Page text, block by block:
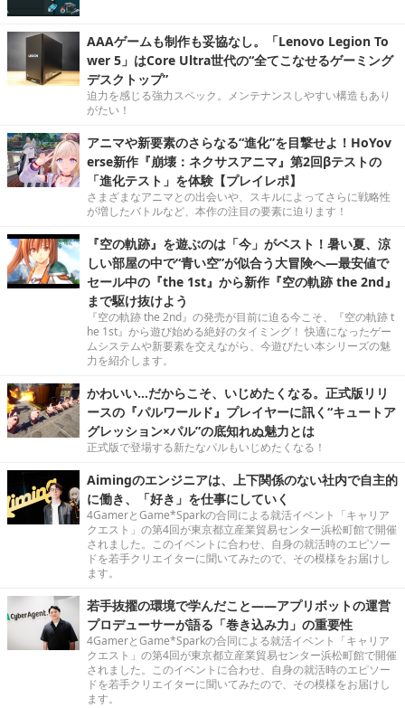
AAAゲームも制作も妥協なし。「Lenovo Legion To
wer 5」はCore Ultra世代の“全てこなせるゲーミング
デスクトップ”
迫力を感じる強力スペック。メンテナンスしやすい構造もあり
がたい！
アニマや新要素のさらなる“進化”を目撃せよ！HoYov
erse新作『崩壊：ネクサスアニマ』第2回βテストの
「進化テスト」を体験【プレイレポ】
さまざまなアニマとの出会いや、スキルによってさらに戦略性
が増したバトルなど、本作の注目の要素に迫ります！
『空の軌跡』を遊ぶのは「今」がベスト！暑い夏、涼
しい部屋の中で“青い空”が似合う大冒険へ―最安値で
セール中の『the 1st』から新作『空の軌跡 the 2nd』
まで駆け抜けよう
『空の軌跡 the 2nd』の発売が目前に迫る今こそ、『空の軌跡 t
he 1st』から遊び始める絶好のタイミング！ 快適になったゲー
ムシステムや新要素を交えながら、今遊びたい本シリーズの魅
力を紹介します。
かわいい…だからこそ、いじめたくなる。正式版リリ
ースの『パルワールド』プレイヤーに訊く“キュートア
グレッション×パル”の底知れぬ魅力とは
正式版で登場する新たなパルもいじめたくなる！
Aimingのエンジニアは、上下関係のない社内で自主的
に働き、「好き」を仕事にしていく
4GamerとGame*Sparkの合同による就活イベント「キャリア
クエスト」の第4回が東京都立産業貿易センター浜松町館で開催
されました。このイベントに合わせ、自身の就活時のエピソー
ドを若手クリエイターに聞いてみたので、その模様をお届けし
ます。
若手抜擢の環境で学んだこと――アプリボットの運営
プロデューサーが語る「巻き込み力」の重要性
4GamerとGame*Sparkの合同による就活イベント「キャリア
クエスト」の第4回が東京都立産業貿易センター浜松町館で開催
されました。このイベントに合わせ、自身の就活時のエピソー
ドを若手クリエイターに聞いてみたので、その模様をお届けし
ます。